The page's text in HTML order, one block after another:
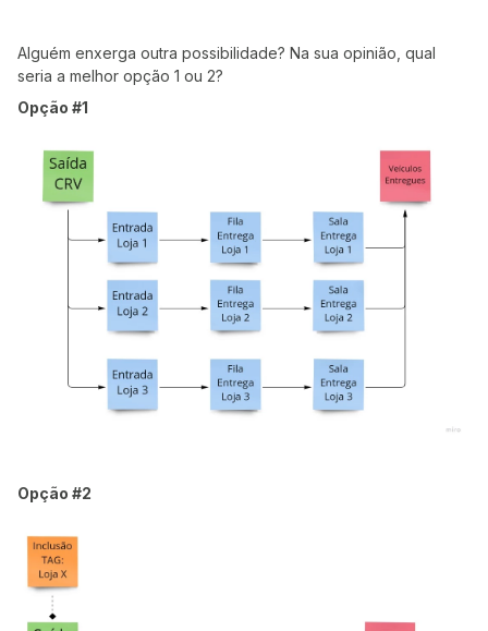
Alguém enxerga outra possibilidade? Na sua opinião, qual
seria a melhor opção 1 ou 2?
Opção #1
Opção #2